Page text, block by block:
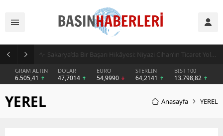
İşletmeler Neden Kiralama Modeline Yöneliyor? AVEGA’dan Esnek Temizlik Çözümü
GRAM ALTIN
6.505,41
DOLAR
47,7014
EURO
54,9990
STERLİN
64,2141
BIST 100
13.798,82
YEREL Anasayfa YEREL